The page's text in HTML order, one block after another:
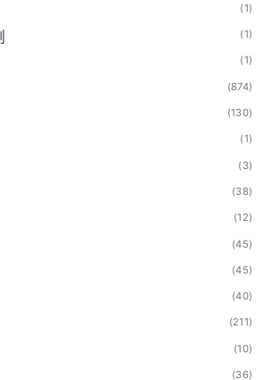
(1)
(1)
(1)
(874)
(130)
(1)
(3)
(38)
(12)
(45)
(45)
(40)
(211)
(10)
(36)